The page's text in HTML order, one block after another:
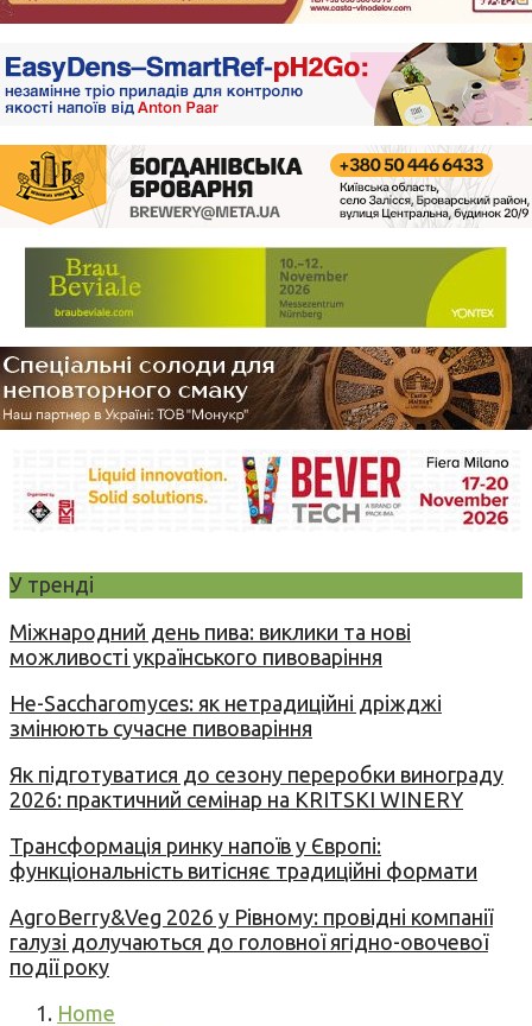
У тренді
Міжнародний день пива: виклики та нові
можливості українського пивоваріння
Не-Saccharomyces: як нетрадиційні дріжджі
змінюють сучасне пивоваріння
Як підготуватися до сезону переробки винограду
2026: практичний семінар на KRITSKI WINERY
Трансформація ринку напоїв у Європі:
функціональність витісняє традиційні формати
AgroBerry&Veg 2026 у Рівному: провідні компанії
галузі долучаються до головної ягідно-овочевої
події року
Home